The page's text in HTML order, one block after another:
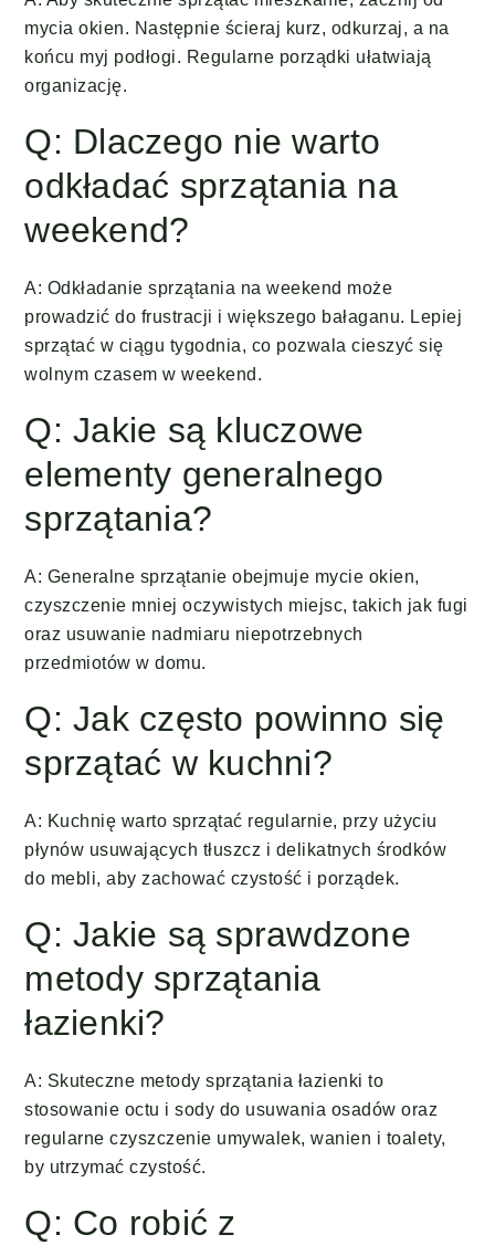
mycia okien. Następnie ścieraj kurz, odkurzaj, a na
końcu myj podłogi. Regularne porządki ułatwiają
organizację.
Q: Dlaczego nie warto
odkładać sprzątania na
weekend?
A: Odkładanie sprzątania na weekend może
prowadzić do frustracji i większego bałaganu. Lepiej
sprzątać w ciągu tygodnia, co pozwala cieszyć się
wolnym czasem w weekend.
Q: Jakie są kluczowe
elementy generalnego
sprzątania?
A: Generalne sprzątanie obejmuje mycie okien,
czyszczenie mniej oczywistych miejsc, takich jak fugi
oraz usuwanie nadmiaru niepotrzebnych
przedmiotów w domu.
Q: Jak często powinno się
sprzątać w kuchni?
A: Kuchnię warto sprzątać regularnie, przy użyciu
płynów usuwających tłuszcz i delikatnych środków
do mebli, aby zachować czystość i porządek.
Q: Jakie są sprawdzone
metody sprzątania
łazienki?
A: Skuteczne metody sprzątania łazienki to
stosowanie octu i sody do usuwania osadów oraz
regularne czyszczenie umywalek, wanien i toalety,
by utrzymać czystość.
Q: Co robić z